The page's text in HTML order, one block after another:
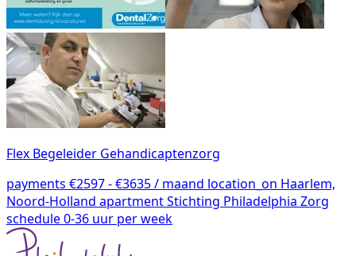
Flex Begeleider Gehandicaptenzorg
payments €2597 - €3635 / maand location_on Haarlem,
Noord-Holland apartmentStichting Philadelphia Zorg
schedule0-36 uur per week